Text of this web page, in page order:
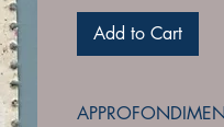
Add to Cart